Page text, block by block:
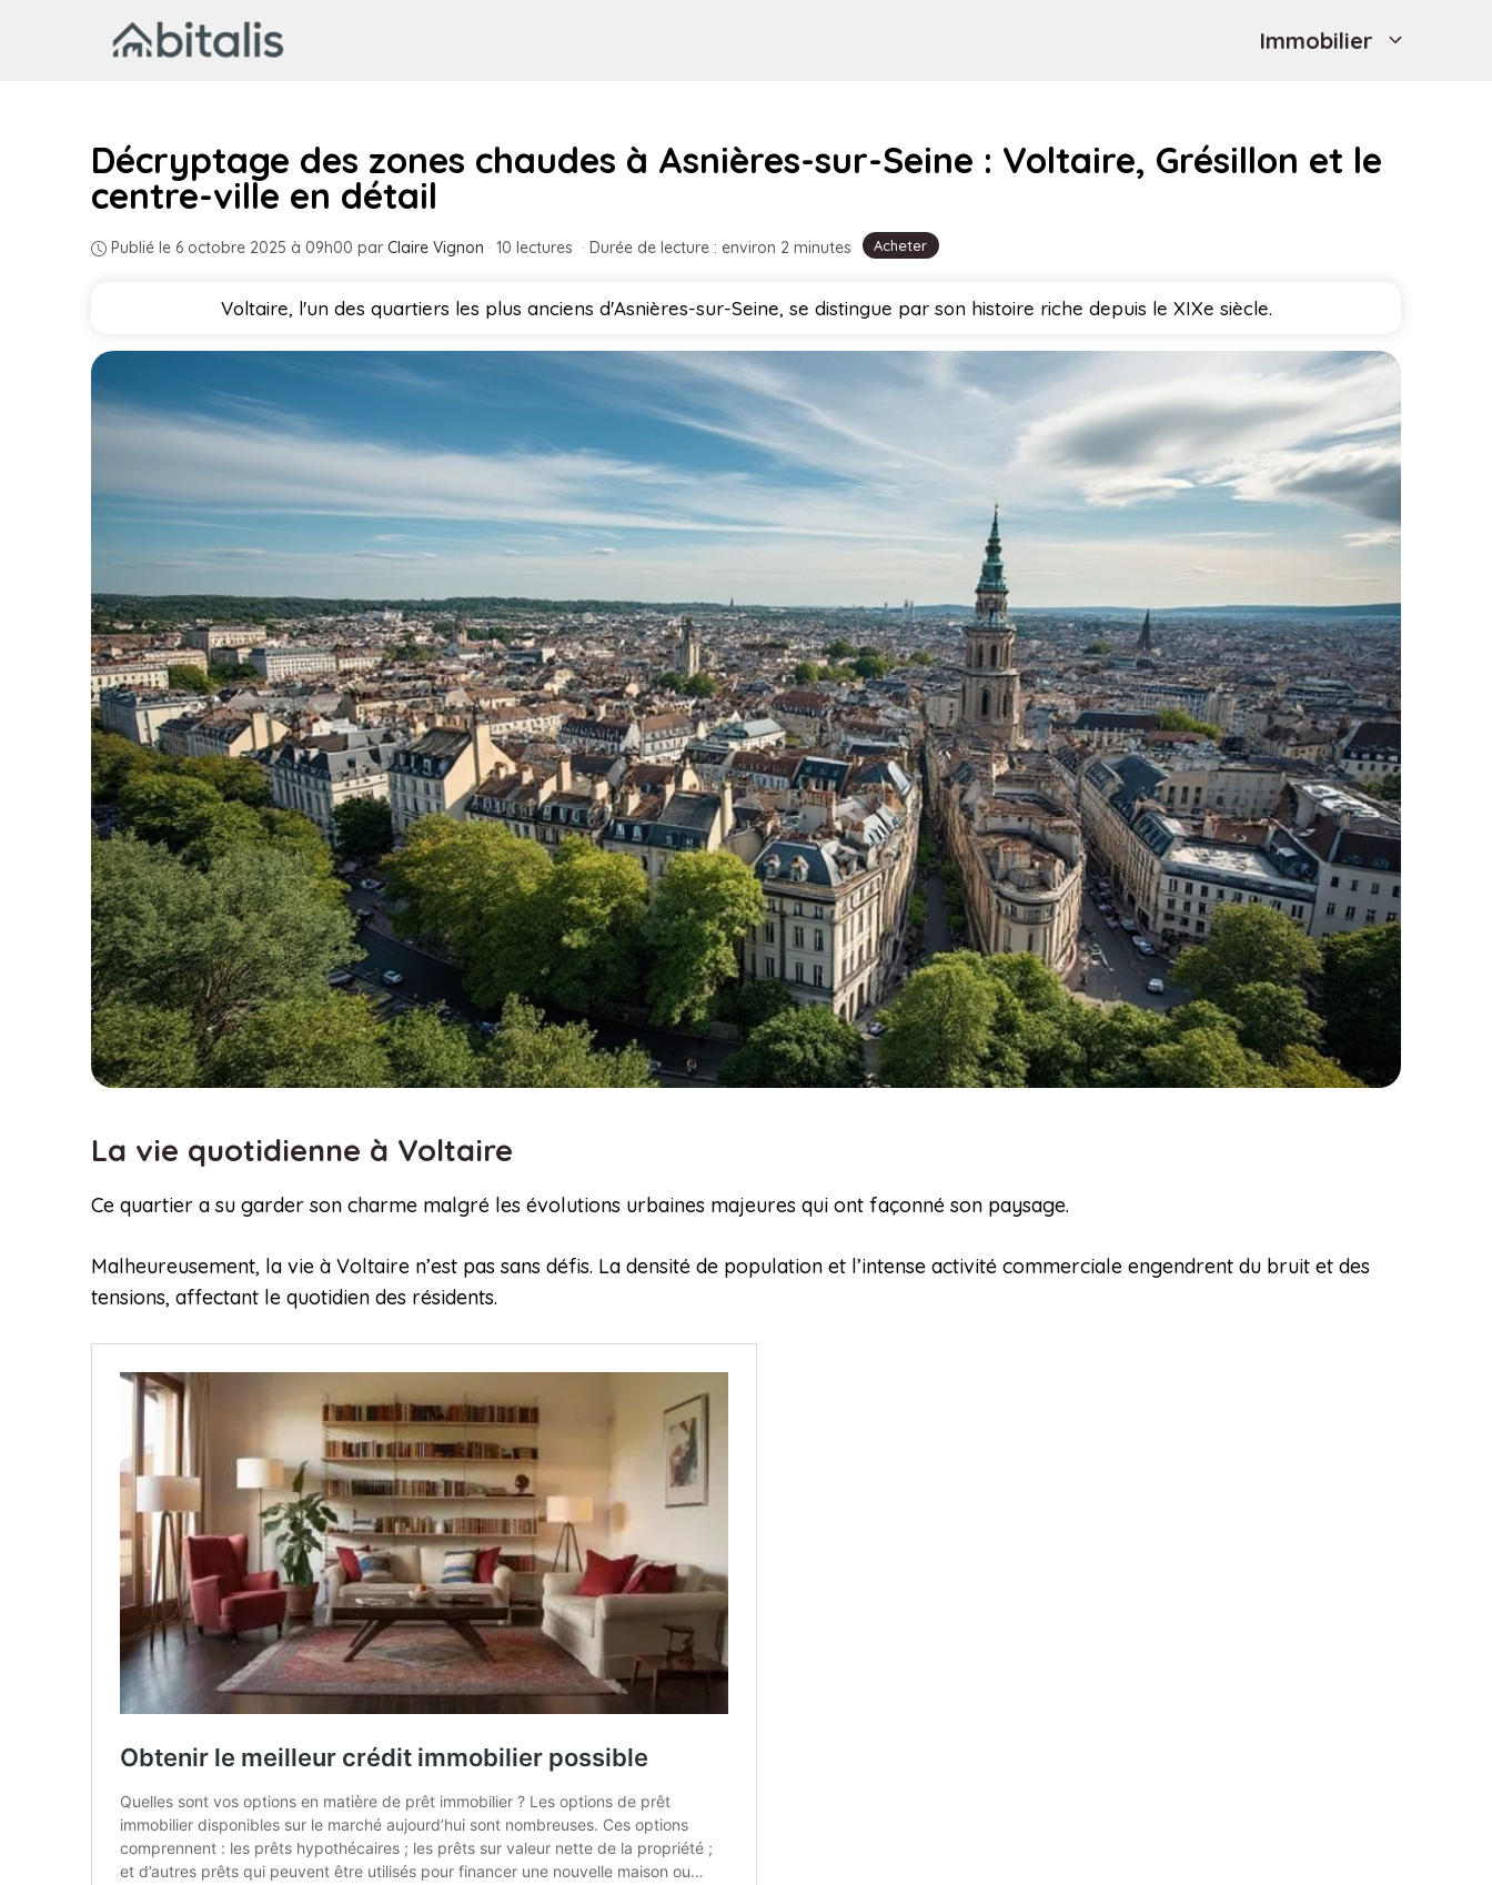
Immobilier
Acheter
Décryptage des zones chaudes à Asnières-sur-Seine : Voltaire, Grésillon et le
centre-ville en détail
Publié le 6 octobre 2025 à 09h00 par Claire Vignon · 10 lectures · Durée de lecture : environ 2 minutes
Voltaire, l'un des quartiers les plus anciens d'Asnières-sur-Seine, se distingue par son histoire riche depuis le XIXe siècle.
La vie quotidienne à Voltaire
Ce quartier a su garder son charme malgré les évolutions urbaines majeures qui ont façonné son paysage.
Malheureusement, la vie à Voltaire n’est pas sans défis. La densité de population et l’intense activité commerciale engendrent du bruit et des
tensions, affectant le quotidien des résidents.